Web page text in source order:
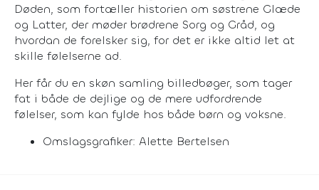
Døden, som fortæller historien om søstrene Glæde
og Latter, der møder brødrene Sorg og Gråd, og
hvordan de forelsker sig, for det er ikke altid let at
skille følelserne ad.
Her får du en skøn samling billedbøger, som tager
fat i både de dejlige og de mere udfordrende
følelser, som kan fylde hos både børn og voksne.
Omslagsgrafiker: Alette Bertelsen